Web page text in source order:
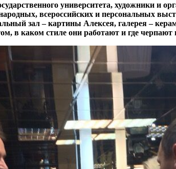
университета, художники и
всероссийских и персональных
зал – картины Алексея, галерея –
в каком стиле они работают и где черпают